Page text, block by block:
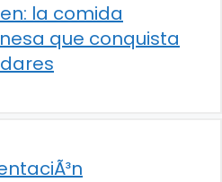
la comida
que conquista